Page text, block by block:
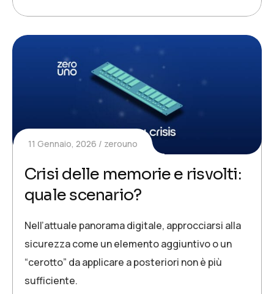
11 Gennaio, 2026 zerouno
Crisi delle memorie e risvolti:
quale scenario?
Nell’attuale panorama digitale, approcciarsi alla
sicurezza come un elemento aggiuntivo o un
“cerotto” da applicare a posteriori non è più
sufficiente.